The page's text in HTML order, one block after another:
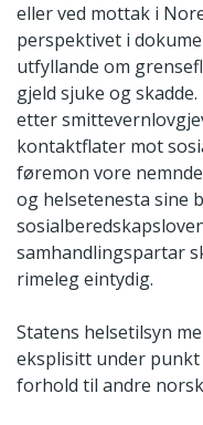
eller ved mottak i
perspektivet i
utfyllande om
gjeld sjuke og
etter
kontaktflater mot
føremon vore
og helsetenesta sine
samhandlingspartar
rimeleg eintydig.
Statens helsetilsyn
eksplisitt under punkt
forhold til andre